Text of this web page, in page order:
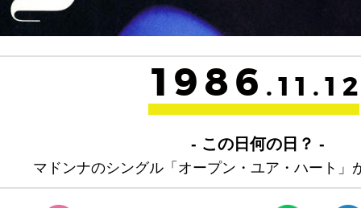
1986
- この日何の日？ -
マドンナのシングル「オープン・ユア・ハート」